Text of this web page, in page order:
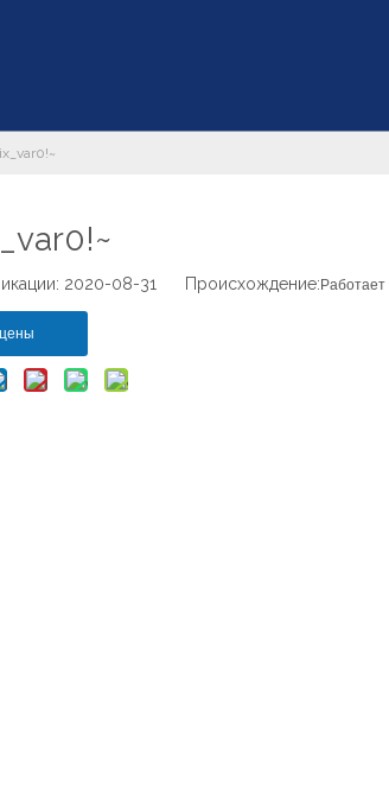
2020-08-31 Происхождение: Работает